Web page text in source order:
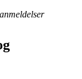
anmeldelser